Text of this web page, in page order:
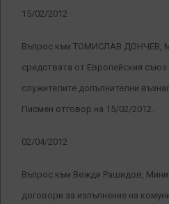
15/02/2012
Въпрос към ТОМИСЛАВ ДОНЧЕВ,
средствата от Европейския
служителите допълнителни
Писмен отговор на 15/02/2012.
02/04/2012
Въпрос към Вежди Рашидов,
договори за изпълнение на